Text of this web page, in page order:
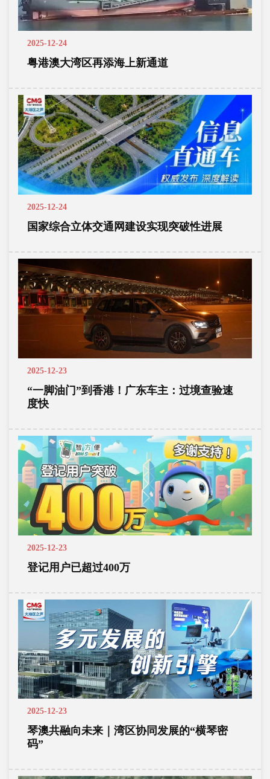
2025-12-24
粤港澳大湾区再添海上新通道
2025-12-24
国家综合立体交通网建设实现突破性进展
2025-12-23
“一脚油门”到香港！广东车主：过境查验速
度快
2025-12-23
登记用户已超过400万
2025-12-23
琴澳共融向未来｜湾区协同发展的“横琴密
码”